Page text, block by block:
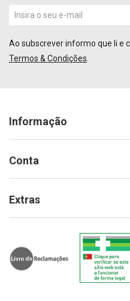
Ao subscrever informo que li e
Termos & Condições
Informação
Conta
Extras